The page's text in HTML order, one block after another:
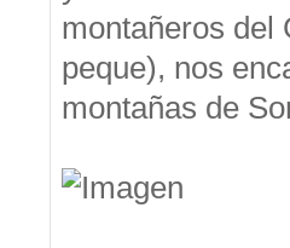
montañeros del
peque), nos
montañas de